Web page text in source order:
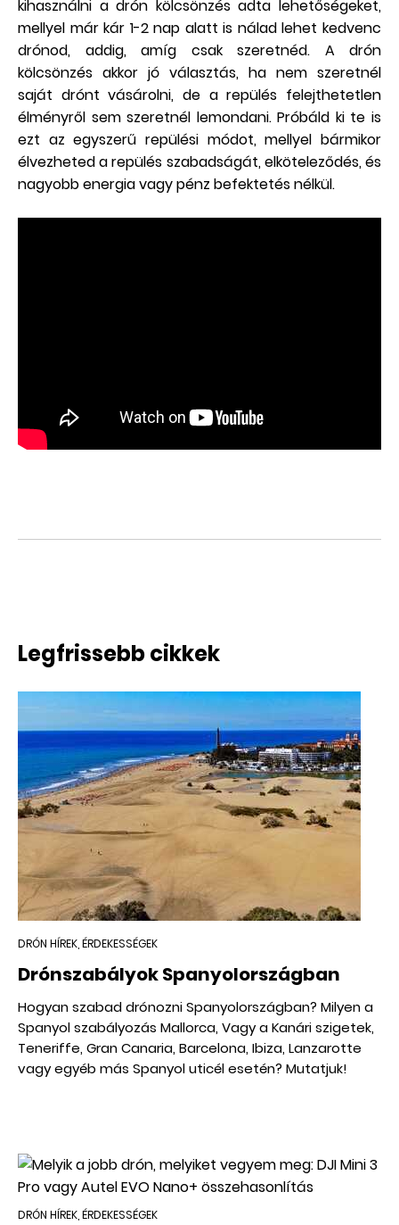
kihasználni a drón kölcsönzés adta lehetőségeket,
mellyel már kár 1-2 nap alatt is nálad lehet kedvenc
drónod, addig, amíg csak szeretnéd. A drón
kölcsönzés akkor jó választás, ha nem szeretnél
saját drónt vásárolni, de a repülés felejthetetlen
élményről sem szeretnél lemondani. Próbáld ki te is
ezt az egyszerű repülési módot, mellyel bármikor
élvezheted a repülés szabadságát, elköteleződés, és
nagyobb energia vagy pénz befektetés nélkül.
Legfrissebb cikkek
DRÓN HÍREK, ÉRDEKESSÉGEK
Drónszabályok Spanyolországban
Hogyan szabad drónozni Spanyolországban? Milyen a
Spanyol szabályozás Mallorca, Vagy a Kanári szigetek,
Teneriffe, Gran Canaria, Barcelona, Ibiza, Lanzarotte
vagy egyéb más Spanyol uticél esetén? Mutatjuk!
DRÓN HÍREK, ÉRDEKESSÉGEK